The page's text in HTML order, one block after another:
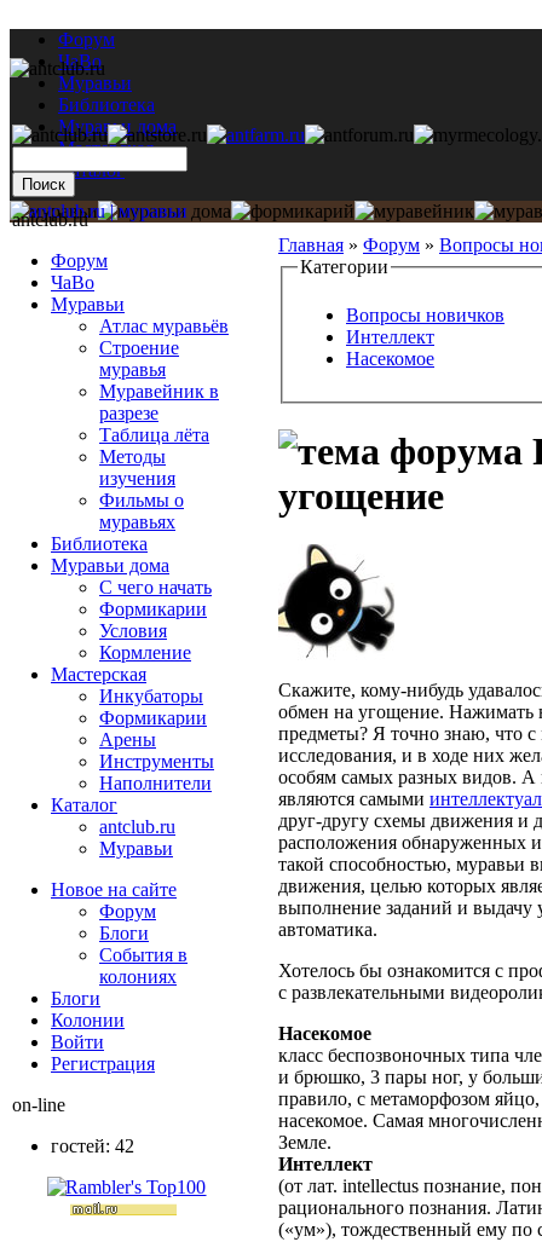
Форум
ЧаВо
Муравьи
Библиотека
Муравьи дома
Мастерская
Каталог
Главная » Форум » Вопросы
Категории
Вопросы новичков
Интеллект
Насекомое
угощение
Скажите, кому-нибудь
обмен на угощение. Нажимать
предметы? Я точно знаю, что
исследования, и в ходе них
особям самых разных видов. А
являются самыми
друг-другу схемы движения
расположения обнаруженных
такой способностью, муравьи
движения, целью которых
выполнение заданий и выдачу
автоматика.
Хотелось бы ознакомится с
с развлекательными
Насекомое
класс беспозвоночных типа
и брюшко, 3 пары ног, у
правило, с метаморфозом
насекомое. Самая
Земле.
Интеллект
(от лат. intellectus познание,
рационального познания.
(«ум»), тождественный ему по
antclub.ru
Форум
ЧаВо
Муравьи
Атлас муравьёв
Строение
муравья
Муравейник в
разрезе
Таблица лёта
Методы
изучения
Фильмы о
муравьях
Библиотека
Муравьи дома
С чего начать
Формикарии
Условия
Кормление
Мастерская
Инкубаторы
Формикарии
Арены
Инструменты
Наполнители
Каталог
antclub.ru
Муравьи
Новое на сайте
Форум
Блоги
События в
колониях
Блоги
Колонии
Войти
Peгиcтpaция
on-line
гостей: 42